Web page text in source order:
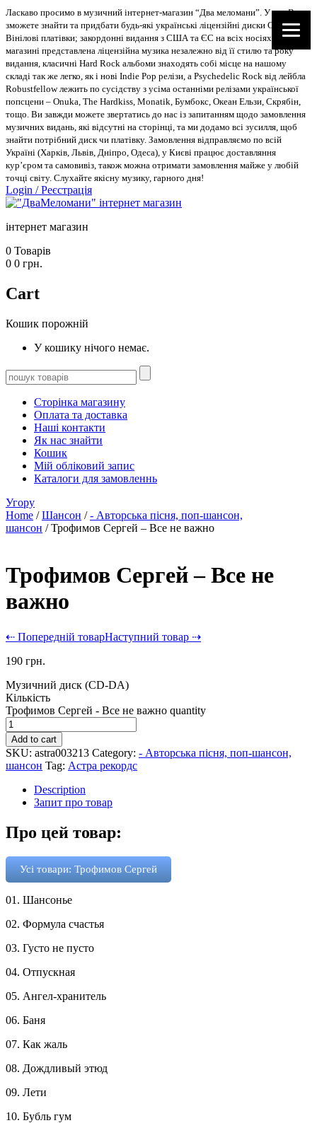
Ласкаво просимо в музичний інтернет-магазин “Два меломани”. У нас Ви
зможете знайти та придбати будь-які українські ліцензійні диски CD, DVD,
Вінілові платівки; закордонні видання з США та ЄС на всіх носіях. В
магазині представлена ліцензійна музика незалежно від її стилю та року
видання, класичні Hard Rock альбоми знаходять собі місце на нашому
складі так же легко, як і нові Indie Pop релізи, а Psychedelic Rock від лейбла
Robustfellow лежить по сусідству з усіма останніми релізами української
попсцени – Onuka, The Hardkiss, Monatik, Бумбокс, Океан Ельзи, Скрябін,
тощо. Ви завжди можете звертатись до нас із запитанням щодо замовлення
музичних видань, які відсутні на сторінці, та ми додамо всі зусилля, щоб
знайти потрібний диск чи платівку. Замовлення відправляємо по всій
Україні (Харків, Львів, Дніпро, Одеса), у Києві працює доставляння
кур’єром та самовивіз, також можна отримати замовлення майже у любій
точці світу. Слухайте якісну музику, гарного дня!
Login /Реєстрація
інтернет магазин
0 Товарів
0 0 грн.
Cart
Кошик порожній
У кошику нічого немає.
Сторінка магазину
Оплата та доставка
Наші контакти
Як нас знайти
Кошик
Мій обліковий запис
Каталоги для замовленнь
Угору
Home /Шансон /- Авторська пісня, поп-шансон,
шансон / Трофимов Сергей – Все не важно
Трофимов Сергей – Все не
важно
⇠ Попередній товарНаступний товар ⇢
190 грн.
Музичний диск (CD-DA)
Кількість
Трофимов Сергей - Все не важно quantity
Add to cart
SKU: astra003213 Category: - Авторська пісня, поп-шансон,
шансон Tag: Астра рекордс
Description
Запит про товар
Про цей товар:
Усі товари: Трофимов Сергей
01. Шансонье
02. Формула счастья
03. Густо не пусто
04. Отпускная
05. Ангел-хранитель
06. Баня
07. Как жаль
08. Дождливый этюд
09. Лети
10. Бубль гум